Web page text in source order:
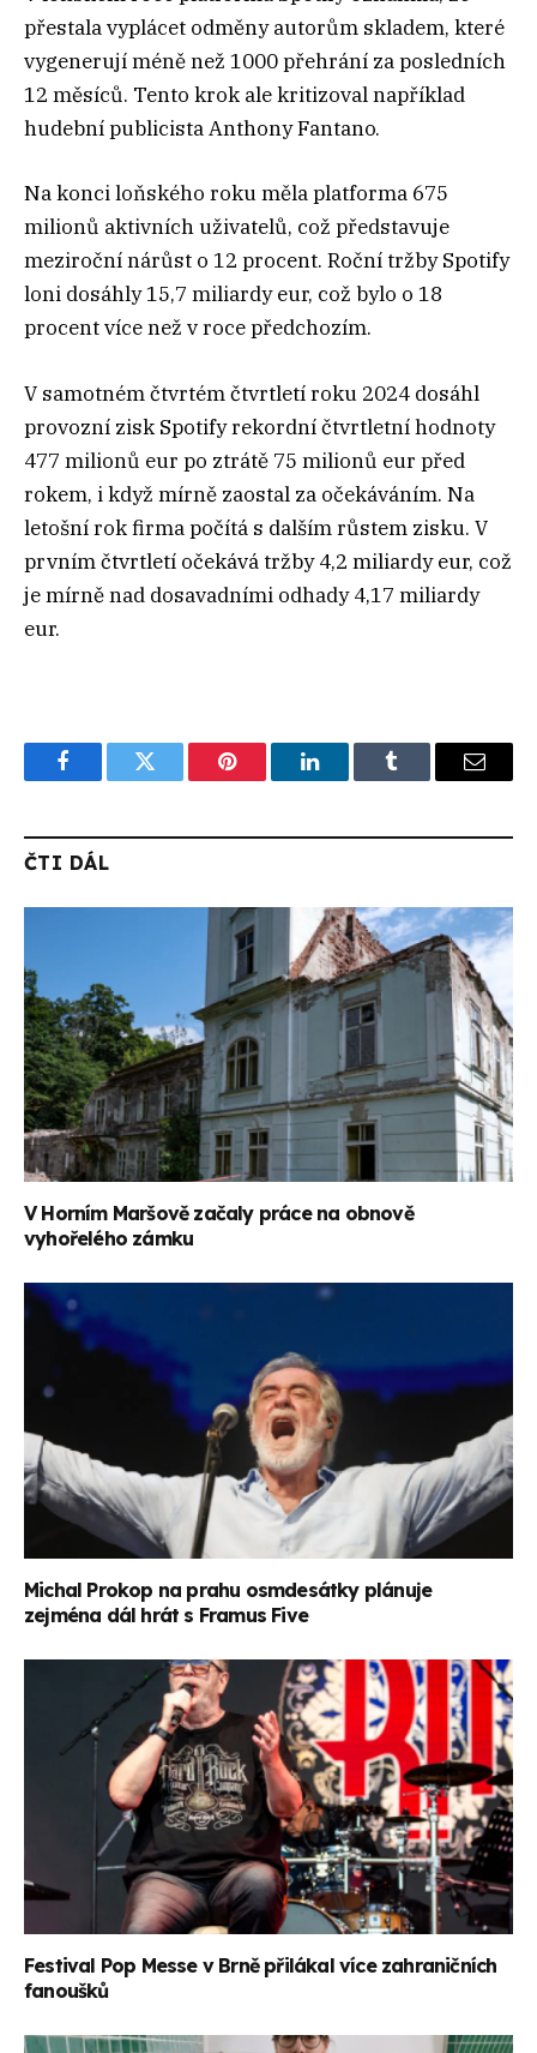
přestala vyplácet odměny autorům skladem, které
vygenerují méně než 1000 přehrání za posledních
12 měsíců. Tento krok ale kritizoval například
hudební publicista Anthony Fantano.
Na konci loňského roku měla platforma 675
milionů aktivních uživatelů, což představuje
meziroční nárůst o 12 procent. Roční tržby Spotify
loni dosáhly 15,7 miliardy eur, což bylo o 18
procent více než v roce předchozím.
V samotném čtvrtém čtvrtletí roku 2024 dosáhl
provozní zisk Spotify rekordní čtvrtletní hodnoty
477 milionů eur po ztrátě 75 milionů eur před
rokem, i když mírně zaostal za očekáváním. Na
letošní rok firma počítá s dalším růstem zisku. V
prvním čtvrtletí očekává tržby 4,2 miliardy eur, což
je mírně nad dosavadními odhady 4,17 miliardy
eur.
FacebookTwitter Pinterest LinkedInTumblr Email
ČTI DÁL
V Horním Maršově začaly práce na obnově
vyhořelého zámku
Michal Prokop na prahu osmdesátky plánuje
zejména dál hrát s Framus Five
Festival Pop Messe v Brně přilákal více zahraničních
fanoušků